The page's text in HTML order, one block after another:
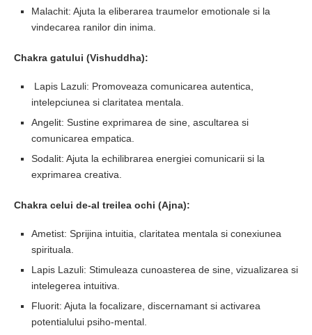
Malachit: Ajuta la eliberarea traumelor emotionale si la
vindecarea ranilor din inima.
Chakra gatului (Vishuddha):
Lapis Lazuli: Promoveaza comunicarea autentica,
intelepciunea si claritatea mentala.
Angelit: Sustine exprimarea de sine, ascultarea si
comunicarea empatica.
Sodalit: Ajuta la echilibrarea energiei comunicarii si la
exprimarea creativa.
Chakra celui de-al treilea ochi (Ajna):
Ametist: Sprijina intuitia, claritatea mentala si conexiunea
spirituala.
Lapis Lazuli: Stimuleaza cunoasterea de sine, vizualizarea si
intelegerea intuitiva.
Fluorit: Ajuta la focalizare, discernamant si activarea
potentialului psiho-mental.